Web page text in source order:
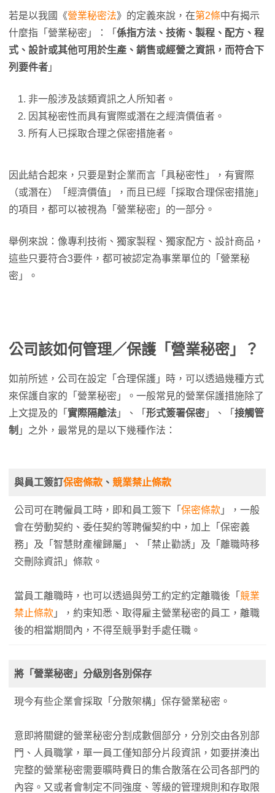
若是以我國《營業秘密法》的定義來說，在第2條中有揭示
什麼指「營業秘密」：「 係指方法、技術、製程、配方、程
式、設計或其他可用於生產、銷售或經營之資訊，而符合下
列要件者 」
非一般涉及該類資訊之人所知者。
因其秘密性而具有實際或潛在之經濟價值者。
所有人已採取合理之保密措施者。
因此結合起來，只要是對企業而言「具秘密性」，有實際
（或潛在）「經濟價值」，而且已經「採取合理保密措施」
的項目，都可以被視為「營業秘密」的一部分。
舉例來說：像專利技術、獨家製程、獨家配方、設計商品，
這些只要符合3要件，都可被認定為事業單位的「營業秘
密」。
公司該如何管理／保護「營業秘密」？
如前所述，公司在設定「合理保護」時，可以透過幾種方式
來保護自家的「營業秘密」。一般常見的營業保護措施除了
上文提及的「 實際隔離法 」、「 形式簽署保密 」、「 接觸管
制 」之外，最常見的是以下幾種作法：
與員工簽訂保密條款 、 競業禁止條款
公司可在聘僱員工時，即和員工簽下「 保密條款 」，一般
會在勞動契約、委任契約等聘僱契約中，加上「保密義
務」及「智慧財產權歸屬」、「禁止勸誘」及「離職時移
交刪除資訊」條款。
當員工離職時，也可以透過與勞工約定約定離職後「 競業
禁止條款 」，約束知悉、取得雇主營業秘密的員工，離職
後的相當期間內，不得至競爭對手處任職。
將「營業秘密」分級別各別保存
現今有些企業會採取「分散架構」保存營業秘密。
意即將關鍵的營業秘密分割成數個部分，分別交由各別部
門、人員職掌，單一員工僅知部分片段資訊，如要拼湊出
完整的營業秘密需要曠時費日的集合散落在公司各部門的
內容。又或者會制定不同強度、等級的管理規則和存取限